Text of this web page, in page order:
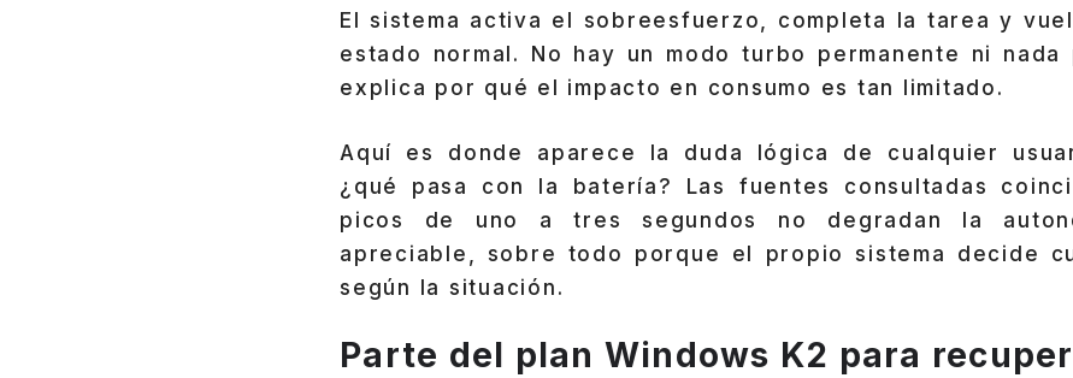
El sistema activa el sobreesfuerzo, completa la tarea y
estado normal. No hay un modo turbo permanente ni
explica por qué el impacto en consumo es tan limitado.
Aquí es donde aparece la duda lógica de cualquier
¿qué pasa con la batería? Las fuentes consultadas
picos de uno a tres segundos no degradan la
apreciable, sobre todo porque el propio sistema decide
según la situación.
Parte del plan Windows K2 para